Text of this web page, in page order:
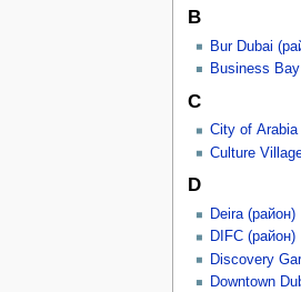
B
Bur Dubai
Business
C
City of Arabia
Culture
D
Deira (район)
DIFC (район)
Discovery
Downtown